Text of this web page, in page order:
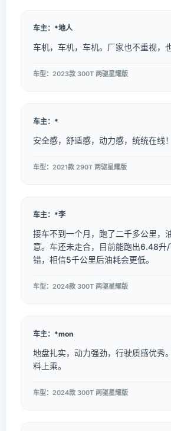
车主：*地人
车机，车机，车机。厂家也不重视，
车型：2023款 300T 两驱星耀版
车主：*
安全感，舒适感，动力感，统统在线！
车型：2021款 290T 两驱星耀版
车主：*李
接车不到一个月，跑了二千多公里，
意。车还未走合，目前能跑出6.48升
错，相信5千公里后油耗会更低。
车型：2024款 300T 两驱星耀版
车主：*mon
地盘扎实，动力强劲，行驶质感优秀
料上乘。
车型：2024款 300T 两驱星耀版